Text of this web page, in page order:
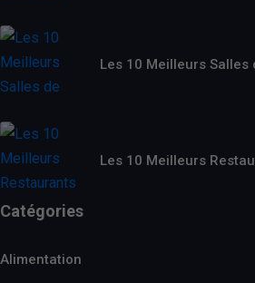
Les 10 Meilleurs Salles
Les 10 Meilleurs
Catégories
Alimentation